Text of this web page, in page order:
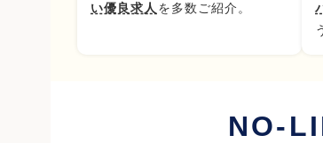
い優良求人 を多数ご紹介。
NO-